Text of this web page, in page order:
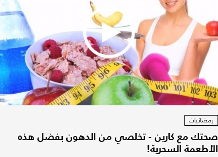
رمضانيات
صحتك مع كارين - تخلصي من الدهون بفضل هذه
الأطعمة السحرية!